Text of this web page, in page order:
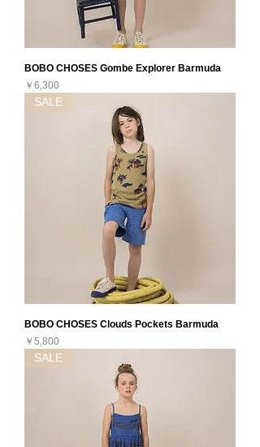
BOBO CHOSES Gombe Explorer Barmuda
価格
￥6,300
SALE
BOBO CHOSES Clouds Pockets Barmuda
価格
￥5,800
SALE